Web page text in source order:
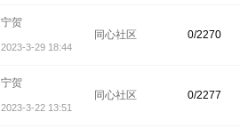
宁贺
2023-3-29 18:44
同心社区 0/2270
宁贺
2023-3-22 13:51
同心社区 0/2277